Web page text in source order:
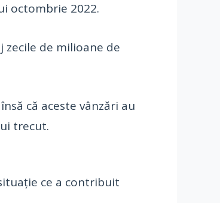
octombrie 2022.
de milioane de
că aceste vânzări au
trecut.
ce a contribuit